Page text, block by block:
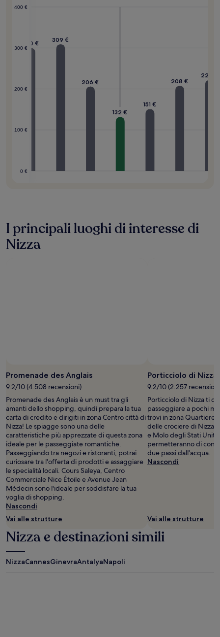
0 €
100 €
200 €
300 €
400 €
300 € 309 €
206 €
132 €
151 €
208 €
222 €
I principali luoghi di interesse di
Nizza
Promenade des Anglais
9.2/10 (4.508 recensioni)
Promenade des Anglais è un must tra gli
amanti dello shopping, quindi prepara la tua
carta di credito e dirigiti in zona Centro città di
Nizza! Le spiagge sono una delle
caratteristiche più apprezzate di questa zona
ideale per le passeggiate romantiche.
Passeggiando tra negozi e ristoranti, potrai
curiosare tra l'offerta di prodotti e assaggiare
le specialità locali. Cours Saleya, Centro
Commerciale Nice Étoile e Avenue Jean
Médecin sono l'ideale per soddisfare la tua
voglia di shopping.
Nascondi
Vai alle strutture
Porticciolo di Nizza
9.2/10 (2.257
Porticciolo di Nizza ti
passeggiare a pochi
trovi in zona Quartiere
delle crociere di Nizza,
e Molo degli Stati Uniti
permetteranno di
due passi dall'acqua.
Nascondi
Vai alle strutture
Nizza e destinazioni simili
NizzaCannesGinevraAntalyaNapoli